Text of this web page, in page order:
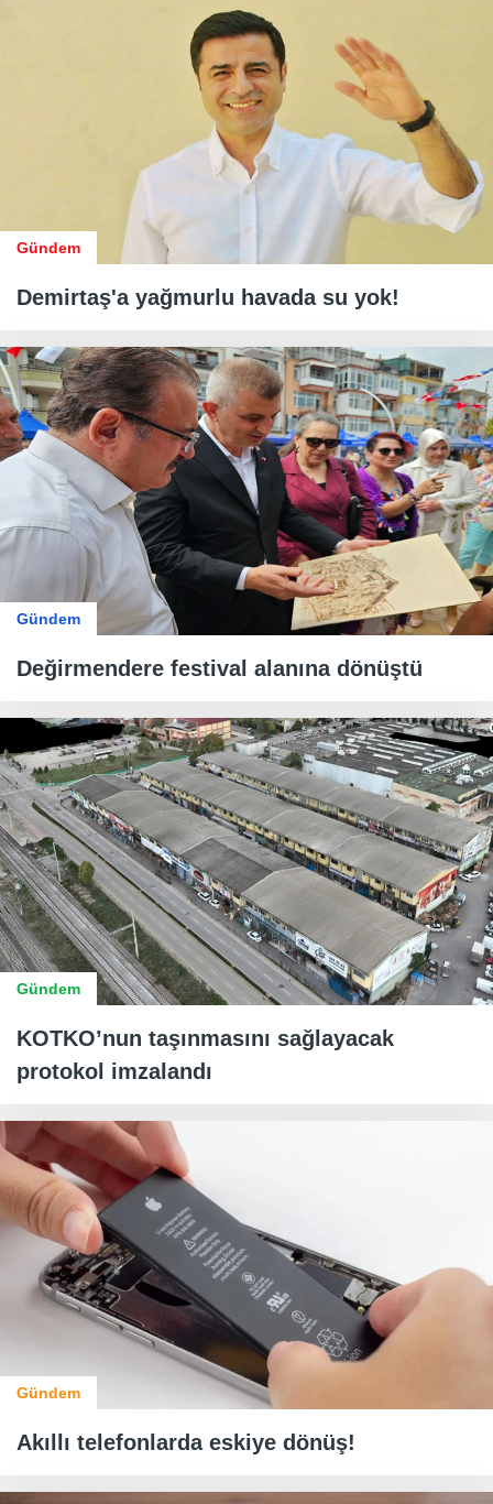
Gündem
Demirtaş'a yağmurlu havada su yok!
Gündem
Değirmendere festival alanına dönüştü
Gündem
KOTKO’nun taşınmasını sağlayacak
protokol imzalandı
Gündem
Akıllı telefonlarda eskiye dönüş!